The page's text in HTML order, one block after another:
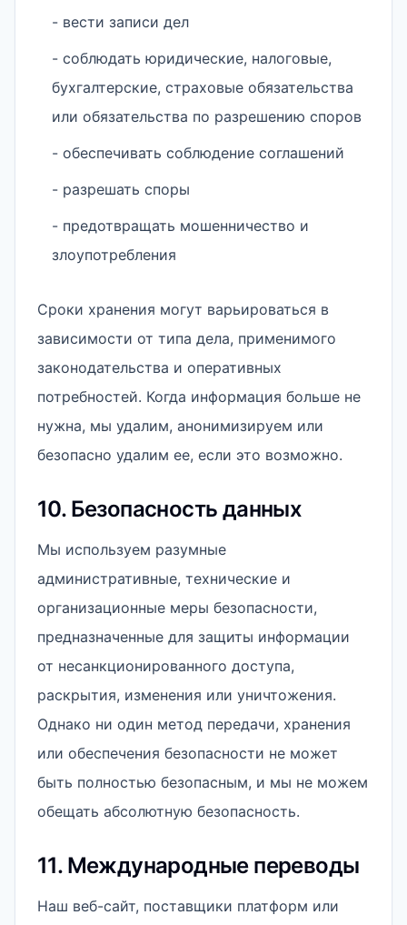
- вести записи дел
- соблюдать юридические, налоговые,
бухгалтерские, страховые обязательства
или обязательства по разрешению споров
- обеспечивать соблюдение соглашений
- разрешать споры
- предотвращать мошенничество и
злоупотребления
Сроки хранения могут варьироваться в
зависимости от типа дела, применимого
законодательства и оперативных
потребностей. Когда информация больше не
нужна, мы удалим, анонимизируем или
безопасно удалим ее, если это возможно.
10. Безопасность данных
Мы используем разумные
административные, технические и
организационные меры безопасности,
предназначенные для защиты информации
от несанкционированного доступа,
раскрытия, изменения или уничтожения.
Однако ни один метод передачи, хранения
или обеспечения безопасности не может
быть полностью безопасным, и мы не можем
обещать абсолютную безопасность.
11. Международные переводы
Наш веб-сайт, поставщики платформ или